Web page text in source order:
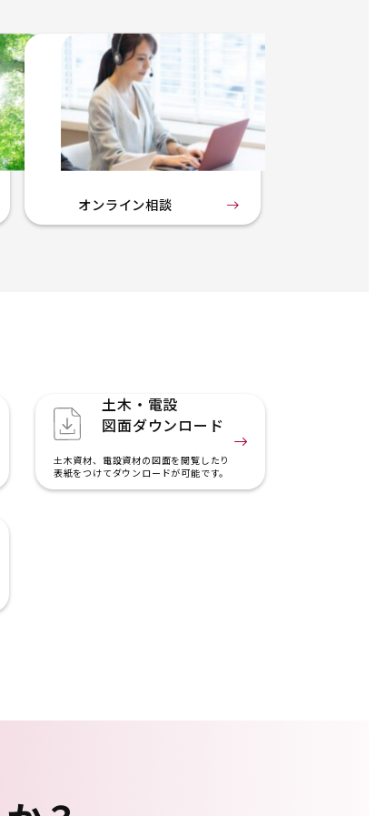
オンライン相談
土木・電設
図面ダウンロード
土木資材、電設資材の図面を閲覧したり
表紙をつけてダウンロードが可能です。